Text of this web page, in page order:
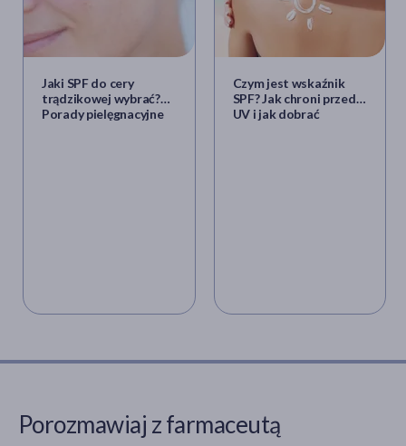
Jaki SPF do cery
trądzikowej wybrać?
Porady pielęgnacyjne
Czym jest wskaźnik
SPF? Jak chroni przed
UV i jak dobrać
Porozmawiaj z farmaceutą